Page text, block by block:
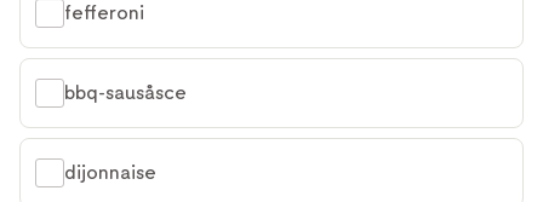
fefferoni
bbq-sausåsce
dijonnaise